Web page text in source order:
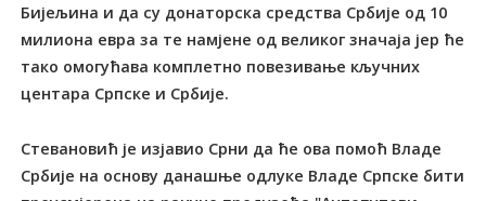
Бијељина и да су донаторска средства Србије од 10
милиона евра за те намјене од великог значаја јер ће
тако омогућава комплетно повезивање кључних
центара Српске и Србије.
Стевановић је изјавио Срни да ће ова помоћ Владе
Србије на основу данашње одлуке Владе Српске бити